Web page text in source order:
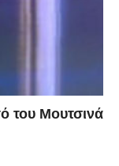
του Μουτσινά